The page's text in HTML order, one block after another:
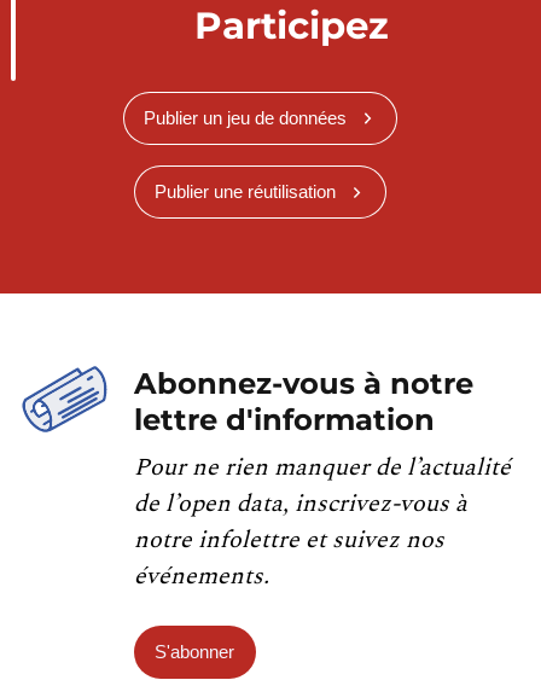
Participez
Publier un jeu de données
Publier une réutilisation
Abonnez-vous à notre
lettre d'information
Pour ne rien manquer de l’actualité
de l’open data, inscrivez-vous à
notre infolettre et suivez nos
événements.
S'abonner